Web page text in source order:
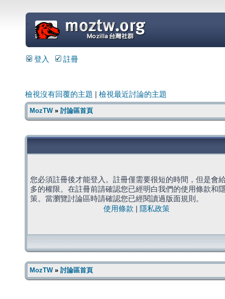
=
登入 註冊
檢視沒有回覆的主題 檢視最近討論的主題
MozTW» 討論區首頁
您必須註冊後才能登入。註冊僅需要很短的時間，但是會
多的權限。在註冊前請確認您已經明白我們的使用條款和
策。當瀏覽討論區時請確認您已經閱讀過版面規則。
使用條款
隱私政策
MozTW» 討論區首頁